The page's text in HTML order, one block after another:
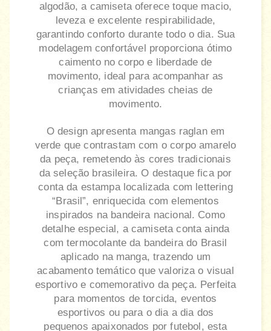
algodão, a camiseta oferece toque macio,
leveza e excelente respirabilidade,
garantindo conforto durante todo o dia. Sua
modelagem confortável proporciona ótimo
caimento no corpo e liberdade de
movimento, ideal para acompanhar as
crianças em atividades cheias de
movimento.
O design apresenta mangas raglan em
verde que contrastam com o corpo amarelo
da peça, remetendo às cores tradicionais
da seleção brasileira. O destaque fica por
conta da estampa localizada com lettering
“Brasil”, enriquecida com elementos
inspirados na bandeira nacional. Como
detalhe especial, a camiseta conta ainda
com termocolante da bandeira do Brasil
aplicado na manga, trazendo um
acabamento temático que valoriza o visual
esportivo e comemorativo da peça. Perfeita
para momentos de torcida, eventos
esportivos ou para o dia a dia dos
pequenos apaixonados por futebol, esta